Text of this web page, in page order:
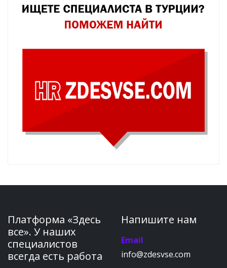
Платформа «Здесь
все». У наших
специалистов
всегда есть работа
Напишите нам
Email
info@zdesvse.com